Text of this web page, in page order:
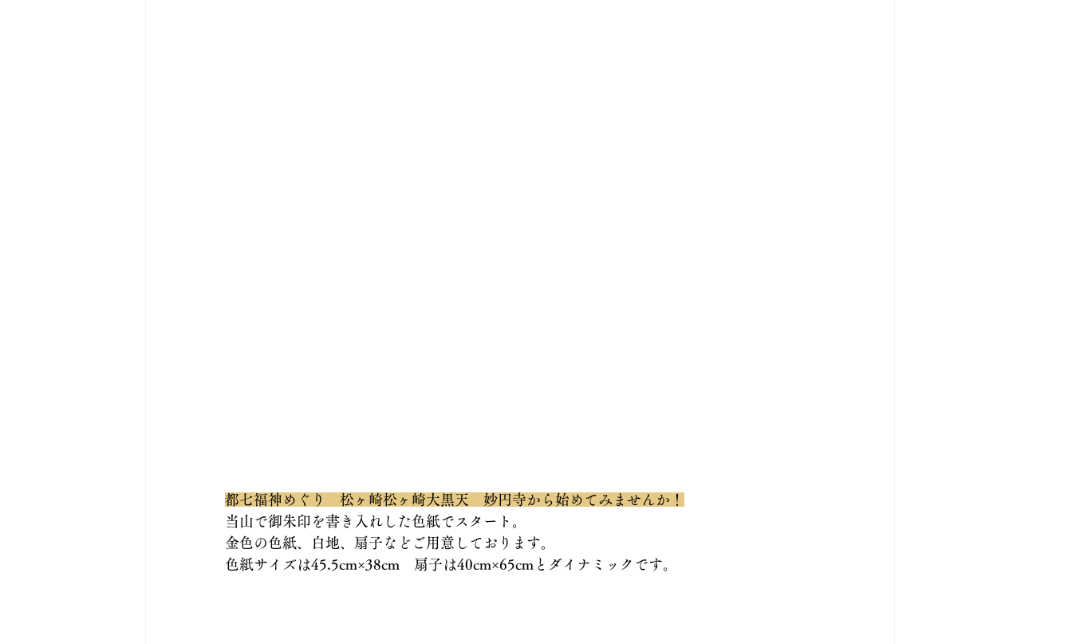
都七福神めぐり　松ヶ崎松ヶ崎大黒天　妙円寺から始めてみませんか！
当山で御朱印を書き入れした色紙でスタート。
金色の色紙、白地、扇子などご用意しております。
色紙サイズは45.5cm×38cm　扇子は40cm×65cmとダイナミックです。